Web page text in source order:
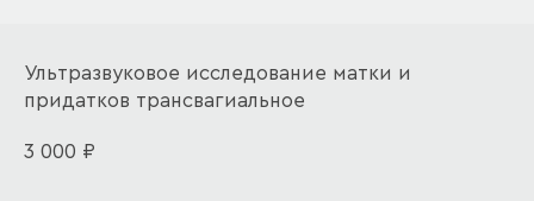
Ультразвуковое исследование матки и
придатков трансвагиальное
3 000 ₽